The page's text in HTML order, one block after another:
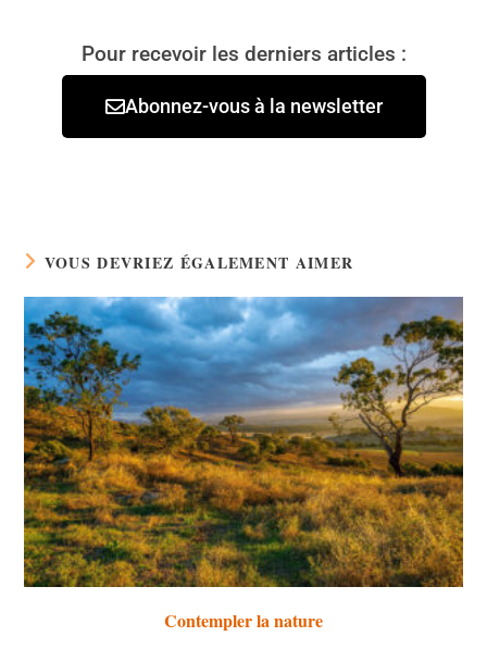
Pour recevoir les derniers articles :
Abonnez-vous à la newsletter
VOUS DEVRIEZ ÉGALEMENT AIMER
Contempler la nature